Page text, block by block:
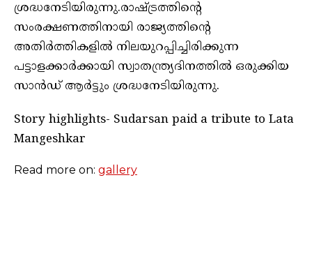
ശ്രദ്ധനേടിയിരുന്നു.രാഷ്ട്രത്തിന്റെ
സംരക്ഷണത്തിനായി രാജ്യത്തിന്റെ
അതിർത്തികളിൽ നിലയുറപ്പിച്ചിരിക്കുന്ന
പട്ടാളക്കാർക്കായി സ്വാതന്ത്ര്യദിനത്തിൽ ഒരുക്കിയ
സാൻഡ് ആർട്ടും ശ്രദ്ധനേടിയിരുന്നു.
Story highlights- Sudarsan paid a tribute to Lata
Mangeshkar
Read more on: gallery